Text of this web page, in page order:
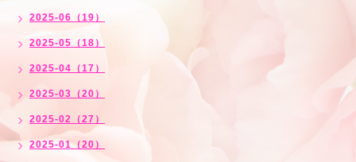
2025-06（19）
2025-05（18）
2025-04（17）
2025-03（20）
2025-02（27）
2025-01（20）